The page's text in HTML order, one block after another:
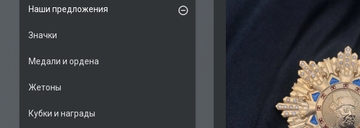
Наши предложения
Значки
Медали и ордена
Жетоны
Кубки и награды